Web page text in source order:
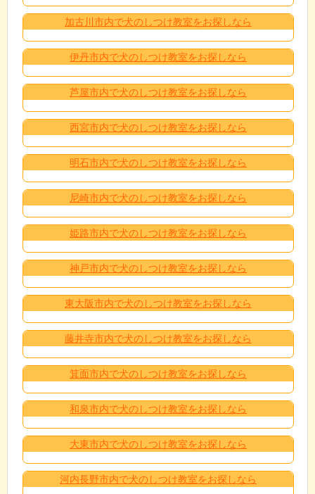
加古川市内で犬のしつけ教室をお探しなら
伊丹市内で犬のしつけ教室をお探しなら
芦屋市内で犬のしつけ教室をお探しなら
西宮市内で犬のしつけ教室をお探しなら
明石市内で犬のしつけ教室をお探しなら
尼崎市内で犬のしつけ教室をお探しなら
姫路市内で犬のしつけ教室をお探しなら
神戸市内で犬のしつけ教室をお探しなら
東大阪市内で犬のしつけ教室をお探しなら
藤井寺市内で犬のしつけ教室をお探しなら
箕面市内で犬のしつけ教室をお探しなら
和泉市内で犬のしつけ教室をお探しなら
大東市内で犬のしつけ教室をお探しなら
河内長野市内で犬のしつけ教室をお探しなら